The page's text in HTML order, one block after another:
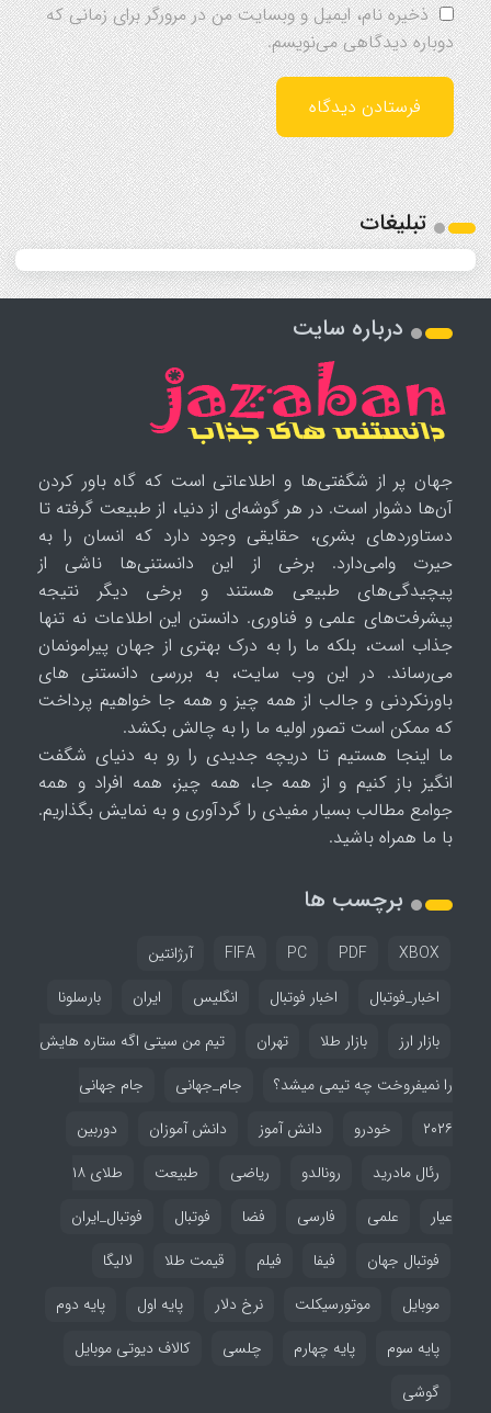
ذخیره نام، ایمیل و وبسایت من در مرورگر برای زمانی که
دوباره دیدگاهی می‌نویسم.
تبلیغات
درباره سایت
جهان پر از شگفتی‌ها و اطلاعاتی است که گاه باور کردن
آن‌ها دشوار است. در هر گوشه‌ای از دنیا، از طبیعت گرفته تا
دستاوردهای بشری، حقایقی وجود دارد که انسان را به
حیرت وامی‌دارد. برخی از این دانستنی‌ها ناشی از
پیچیدگی‌های طبیعی هستند و برخی دیگر نتیجه
پیشرفت‌های علمی و فناوری. دانستن این اطلاعات نه تنها
جذاب است، بلکه ما را به درک بهتری از جهان پیرامونمان
می‌رساند. در این وب سایت، به بررسی دانستنی های
باورنکردنی و جالب از همه چیز و همه جا خواهیم پرداخت
که ممکن است تصور اولیه ما را به چالش بکشد.
ما اینجا هستیم تا دریچه جدیدی را رو به دنیای شگفت
انگیز باز کنیم و از همه جا، همه چیز، همه افراد و همه
جوامع مطالب بسیار مفیدی را گردآوری و به نمایش بگذاریم.
با ما همراه باشید.
برچسب ها
FIFA PC PDF XBOX
آرژانتین
اخبار_فوتبال
اخبار فوتبال انگلیس ایران
بارسلونا
بازار ارز
بازار طلا تهران
تیم من سیتی اگه ستاره هایش
را نمیفروخت چه تیمی میشد؟
جام_جهانی
جام جهانی
۲۰۲۶
خودرو دانش آموز دانش آموزان
دوربین
رئال مادرید
رونالدو ریاضی طبیعت
طلای ۱۸
عیار
علمی فارسی فضا فوتبال
فوتبال_ایران
فوتبال جهان
فیفا فیلم قیمت طلا
لالیگا
موبایل
موتورسیکلت نرخ دلار پایه اول
پایه دوم
پایه سوم
پایه چهارم چلسی
کالاف دیوتی موبایل
گوشی